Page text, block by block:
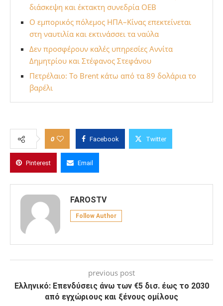
διάσκεψη και έκτακτη συνεδρία ΟΕΒ
Ο εμπορικός πόλεμος ΗΠΑ–Κίνας επεκτείνεται
στη ναυτιλία και εκτινάσσει τα ναύλα
Δεν προσφέρουν καλές υπηρεσίες Αννίτα
Δημητρίου και Στέφανος Στεφάνου
Πετρέλαιο: Το Brent κάτω από τα 89 δολάρια το
βαρέλι
0 Facebook Twitter
Pinterest Email
FAROSTV
Follow Author
previous post
Ελληνικό: Eπενδύσεις άνω των €5 δισ. έως το 2030
από εγχώριους και ξένους ομίλους